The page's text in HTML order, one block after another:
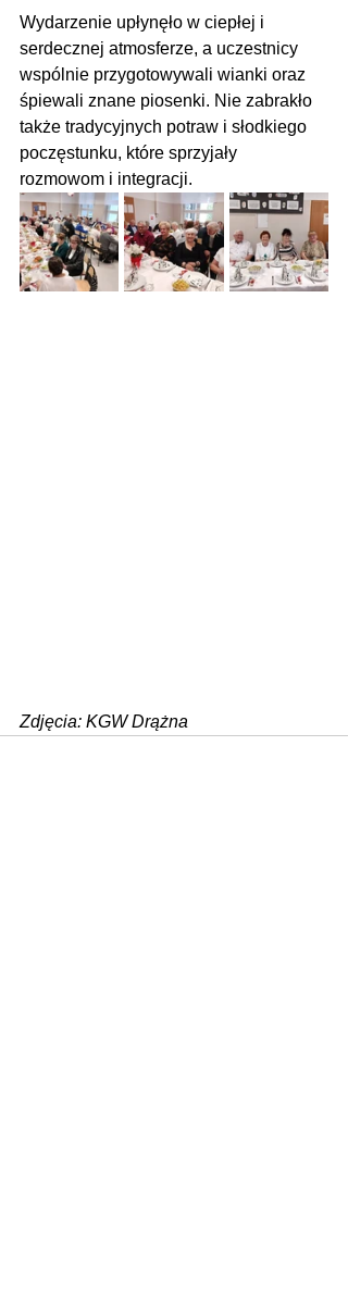
Wydarzenie upłynęło w ciepłej i
serdecznej atmosferze, a uczestnicy
wspólnie przygotowywali wianki oraz
śpiewali znane piosenki. Nie zabrakło
także tradycyjnych potraw i słodkiego
poczęstunku, które sprzyjały
rozmowom i integracji.
Zdjęcia: KGW Drążna